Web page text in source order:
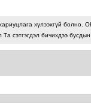
хүлээхгүй
сэтгэгдэл бичихдээ